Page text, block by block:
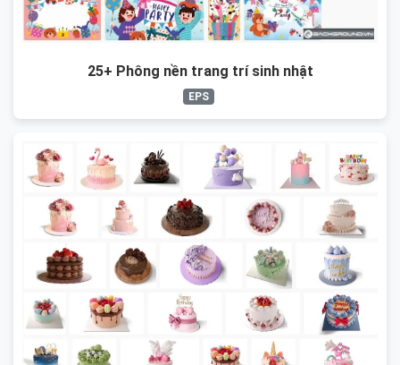
25+ Phông nền trang trí sinh nhật
EPS